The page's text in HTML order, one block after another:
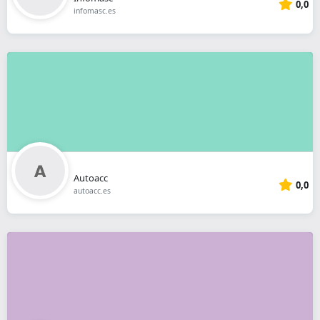
infomasc.es 0,0
Autoacc
autoacc.es 0,0